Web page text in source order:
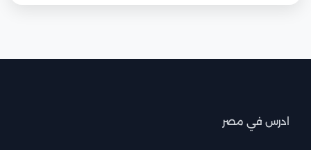
ادرس في مصر